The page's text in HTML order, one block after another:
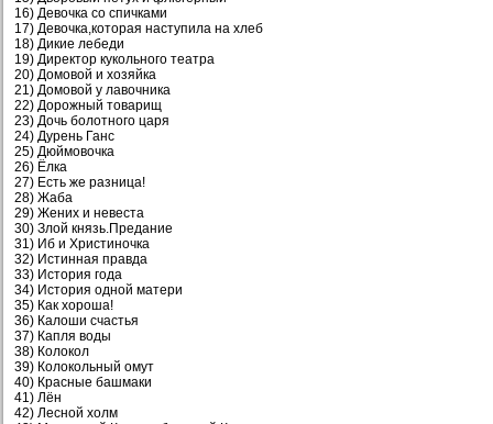
16) Девочка со спичками
17) Девочка,которая наступила на хлеб
18) Дикие лебеди
19) Директор кукольного театра
20) Домовой и хозяйка
21) Домовой у лавочника
22) Дорожный товарищ
23) Дочь болотного царя
24) Дурень Ганс
25) Дюймовочка
26) Ёлка
27) Есть же разница!
28) Жаба
29) Жених и невеста
30) Злой князь.Предание
31) Иб и Христиночка
32) Истинная правда
33) История года
34) История одной матери
35) Как хороша!
36) Калоши счастья
37) Капля воды
38) Колокол
39) Колокольный омут
40) Красные башмаки
41) Лён
42) Лесной холм